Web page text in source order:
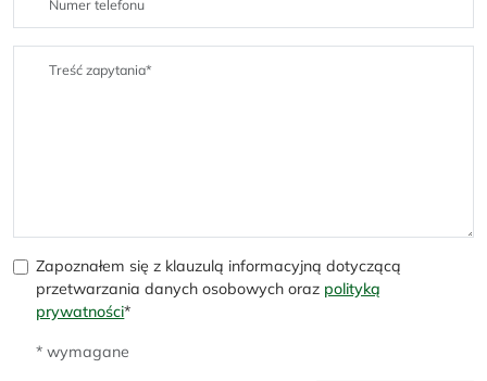
Zapoznałem się z klauzulą informacyjną dotyczącą
przetwarzania danych osobowych oraz polityką
prywatności*
* wymagane